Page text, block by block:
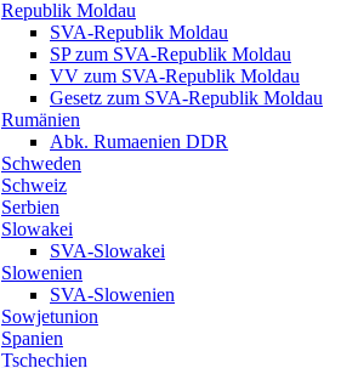
Republik Moldau
SVA-Republik Moldau
SP zum SVA-Republik Moldau
VV zum SVA-Republik Moldau
Gesetz zum SVA-Republik Moldau
Rumänien
Abk. Rumaenien DDR
Schweden
Schweiz
Serbien
Slowakei
SVA-Slowakei
Slowenien
SVA-Slowenien
Sowjetunion
Spanien
Tschechien